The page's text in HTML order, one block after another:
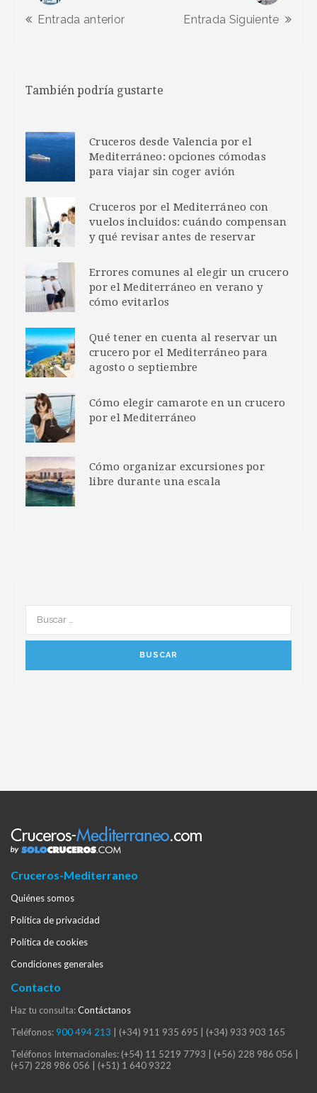
Entrada anterior Entrada Siguiente
También podría gustarte
Cruceros desde Valencia por el
Mediterráneo: opciones cómodas
para viajar sin coger avión
Cruceros por el Mediterráneo con
vuelos incluidos: cuándo compensan
y qué revisar antes de reservar
Errores comunes al elegir un crucero
por el Mediterráneo en verano y
cómo evitarlos
Qué tener en cuenta al reservar un
crucero por el Mediterráneo para
agosto o septiembre
Cómo elegir camarote en un crucero
por el Mediterráneo
Cómo organizar excursiones por
libre durante una escala
Cruceros-Mediterraneo
Quiénes somos
Política de privacidad
Política de cookies
Condiciones generales
Contacto
Haz tu consulta:Contáctanos
Teléfonos: 900 494 213 (+34) 911 935 695
(+34) 933 903 165
Teléfonos Internacionales: (+54) 11 5219 7793 (+56) 228 986 056
(+57) 228 986 056
(+51) 1 640 9322